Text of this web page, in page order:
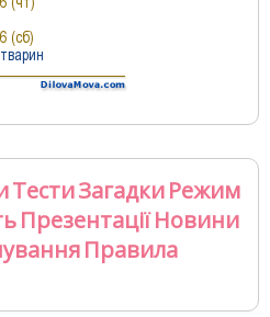
ТестиЗагадкиРежим
ПрезентаціїНовини
Правила